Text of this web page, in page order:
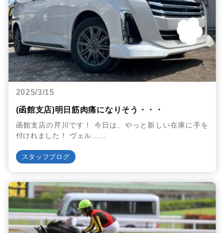
2025/3/15
(函館支店)明日筋肉痛になりそう・・・
函館支店の芹川です！ 今日は、やっと新しい在庫に手を
付けれました！ ヴェル……
スタッフブログ